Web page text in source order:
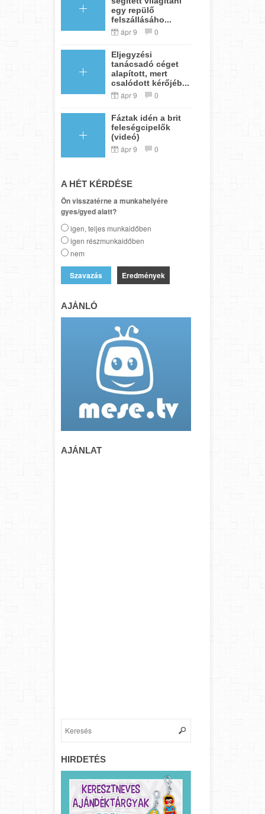
egy repülő
felszállásáho...
ápr 9 0
Eljegyzési
tanácsadó céget
alapított, mert
csalódott kérőjéb...
ápr 9 0
Fáztak idén a brit
feleségcipelők
(videó)
ápr 9 0
A HÉT KÉRDÉSE
Ön visszatérne a munkahelyére
gyes/gyed alatt?
igen, teljes munkaidőben
igen részmunkaidőben
nem
Eredmények
AJÁNLÓ
AJÁNLAT
HIRDETÉS